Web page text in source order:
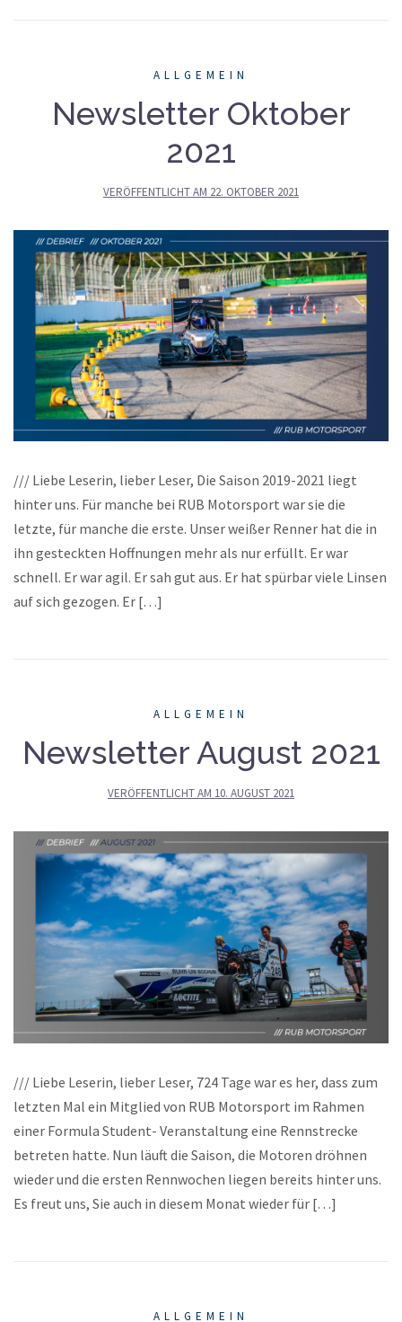
ALLGEMEIN
Newsletter Oktober
2021
VERÖFFENTLICHT AM 22. OKTOBER 2021
/// Liebe Leserin, lieber Leser, Die Saison 2019-2021 liegt
hinter uns. Für manche bei RUB Motorsport war sie die
letzte, für manche die erste. Unser weißer Renner hat die in
ihn gesteckten Hoffnungen mehr als nur erfüllt. Er war
schnell. Er war agil. Er sah gut aus. Er hat spürbar viele Linsen
auf sich gezogen. Er […]
ALLGEMEIN
Newsletter August 2021
VERÖFFENTLICHT AM 10. AUGUST 2021
/// Liebe Leserin, lieber Leser, 724 Tage war es her, dass zum
letzten Mal ein Mitglied von RUB Motorsport im Rahmen
einer Formula Student- Veranstaltung eine Rennstrecke
betreten hatte. Nun läuft die Saison, die Motoren dröhnen
wieder und die ersten Rennwochen liegen bereits hinter uns.
Es freut uns, Sie auch in diesem Monat wieder für […]
ALLGEMEIN